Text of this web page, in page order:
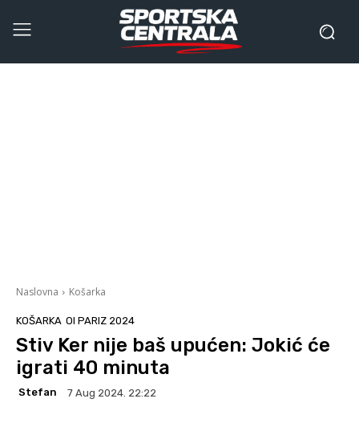
Naslovna Košarka
KOŠARKA OI PARIZ 2024
Stiv Ker nije baš upućen: Jokić će
igrati 40 minuta
Stefan 7 Aug 2024. 22:22